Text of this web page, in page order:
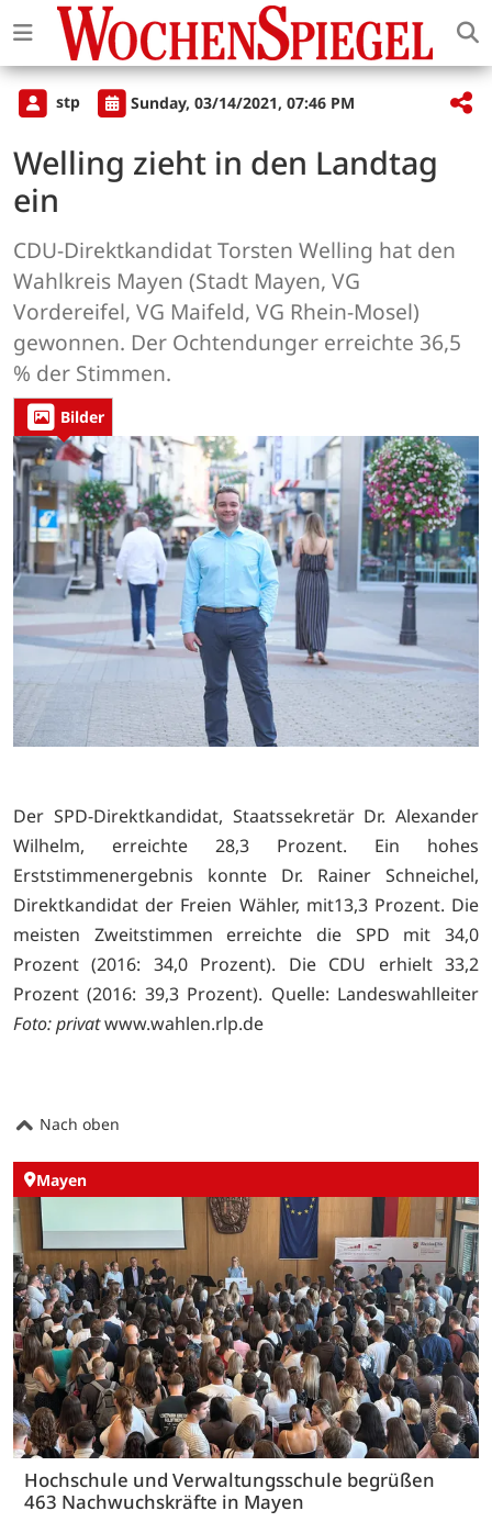
stp Sunday, 03/14/2021, 07:46 PM
Welling zieht in den Landtag
ein
CDU-Direktkandidat Torsten Welling hat den
Wahlkreis Mayen (Stadt Mayen, VG
Vordereifel, VG Maifeld, VG Rhein-Mosel)
gewonnen. Der Ochtendunger erreichte 36,5
% der Stimmen.
Bilder
Der SPD-Direktkandidat, Staatssekretär Dr. Alexander
Wilhelm, erreichte 28,3 Prozent. Ein hohes
Erststimmenergebnis konnte Dr. Rainer Schneichel,
Direktkandidat der Freien Wähler, mit13,3 Prozent. Die
meisten Zweitstimmen erreichte die SPD mit 34,0
Prozent (2016: 34,0 Prozent). Die CDU erhielt 33,2
Prozent (2016: 39,3 Prozent). Quelle: Landeswahlleiter
Foto: privatwww.wahlen.rlp.de
Nach oben
Mayen
Hochschule und Verwaltungsschule begrüßen
463 Nachwuchskräfte in Mayen